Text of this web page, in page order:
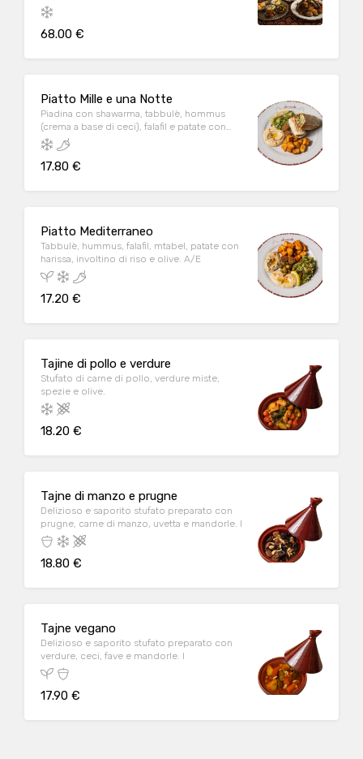
selezione di dolci arabi. A/C/E/H
68.00 €
Piatto Mille e una Notte
Piadina con shawarma, tabbulè, hommus
(crema a base di ceci), falafil e patate con
harissa. A/C/E/H
17.80 €
Piatto Mediterraneo
Tabbulè, hummus, falafil, mtabel, patate con
harissa, involtino di riso e olive. A/E
17.20 €
Tajine di pollo e verdure
Stufato di carne di pollo, verdure miste,
spezie e olive.
18.20 €
Tajne di manzo e prugne
Delizioso e saporito stufato preparato con
prugne, carne di manzo, uvetta e mandorle. I
18.80 €
Tajne vegano
Delizioso e saporito stufato preparato con
verdure, ceci, fave e mandorle. I
17.90 €